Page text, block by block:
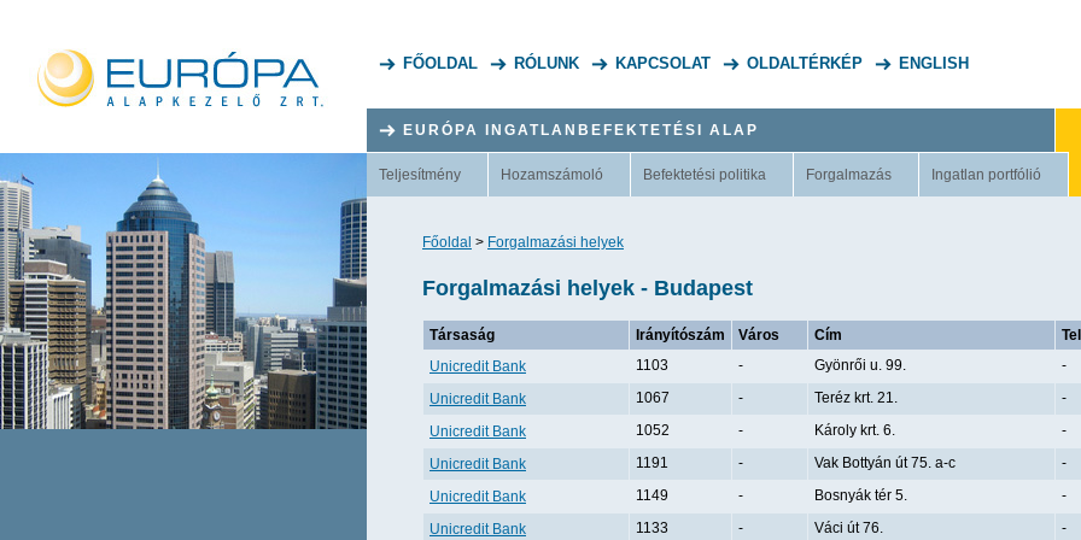
FŐOLDAL RÓLUNK KAPCSOLAT OLDALTÉRKÉP ENGLISH
EURÓPA INGATLANBEFEKTETÉSI ALAP
Teljesítmény Hozamszámoló Befektetési politika Forgalmazás Ingatlan portfólió
Főoldal > Forgalmazási helyek
Forgalmazási helyek - Budapest
Társaság Irányítószám Város Cím
Unicredit Bank
1103 - Gyönrői u. 99. -
Unicredit Bank
1067 - Teréz krt. 21. -
Unicredit Bank
1052 - Károly krt. 6. -
Unicredit Bank
1191 - Vak Bottyán út 75. a-c -
Unicredit Bank
1149 - Bosnyák tér 5. -
Unicredit Bank
1133 - Váci út 76. -